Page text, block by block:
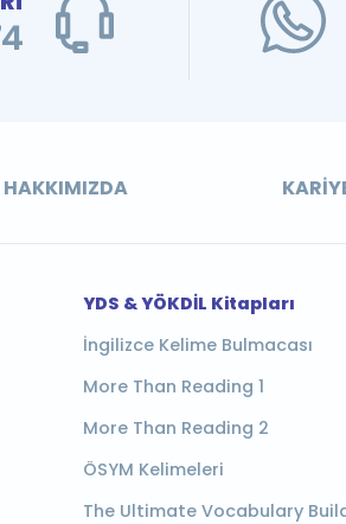
HAKKIMIZDA
YDS & YÖKDİL Kitapları
İngilizce Kelime Bulmacası
More Than Reading 1
More Than Reading 2
ÖSYM Kelimeleri
The Ultimate Vocabulary